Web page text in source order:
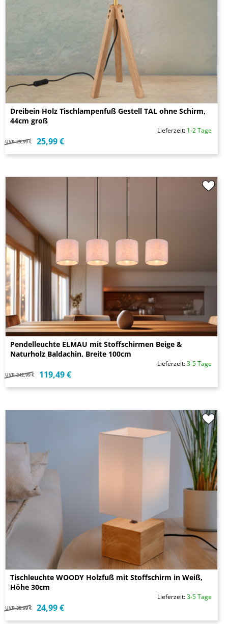
Dreibein Holz Tischlampenfuß Gestell TAL ohne Schirm,
44cm groß
Lieferzeit: 1-2 Tage
UVP 29,99 € 25,99 €
Pendelleuchte ELMAU mit Stoffschirmen Beige &
Naturholz Baldachin, Breite 100cm
Lieferzeit:3-5 Tage
UVP 242,99 € 119,49 €
Tischleuchte WOODY Holzfuß mit Stoffschirm in Weiß,
Höhe 30cm
Lieferzeit:3-5 Tage
UVP 38,99 € 24,99 €